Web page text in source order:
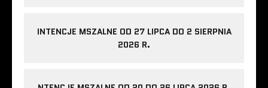
INTENCJE MSZALNE OD 27 LIPCA DO 2 SIERPNIA
2026 R.